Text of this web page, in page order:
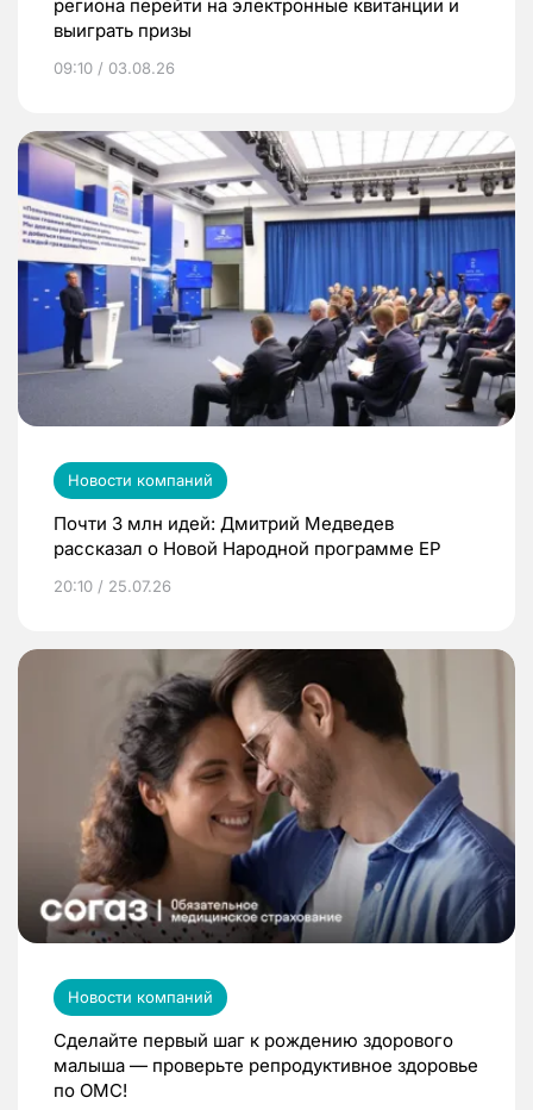
региона перейти на электронные квитанции и
выиграть призы
09:10 / 03.08.26
Новости компаний
Почти 3 млн идей: Дмитрий Медведев
рассказал о Новой Народной программе ЕР
20:10 / 25.07.26
Новости компаний
Сделайте первый шаг к рождению здорового
малыша — проверьте репродуктивное здоровье
по ОМС!